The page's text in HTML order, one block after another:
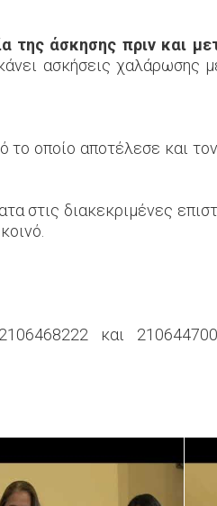
της άσκησης πριν και
ασκήσεις χαλάρωσης
το οποίο αποτέλεσε και
στις διακεκριμένες
και